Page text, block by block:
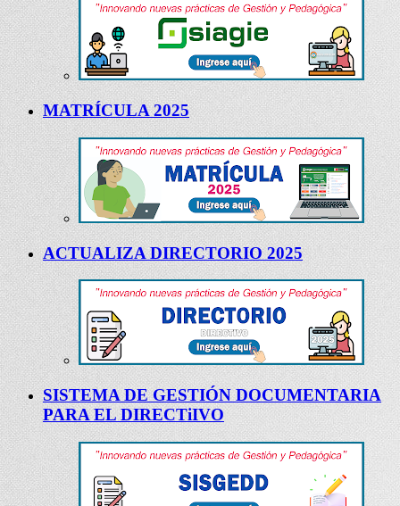
MATRÍCULA 2025
ACTUALIZA DIRECTORIO 2025
SISTEMA DE GESTIÓN DOCUMENTARIA
PARA EL DIRECTiIVO